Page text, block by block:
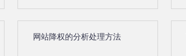
网站降权的分析处理方法